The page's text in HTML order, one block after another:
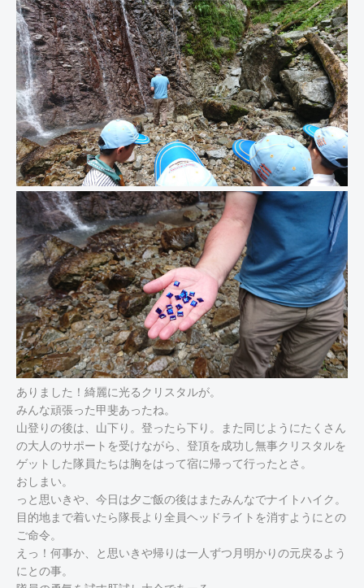
ありました！綺麗に光るクリスタルが。
みんな頑張った甲斐あったね。
山登りの後は、山下り。登ったら下り。また同じようにたくさん
の大人のサポートを受けながら、登頂を成功し無事クリスタルを
ゲットした隊員たちは胸をはって宿に帰って行ったとさ。
おしまい。
っと思いきや、今日は夕ご飯の後はまたみんなでナイトハイク。
目的地まで着いたら隊長より全員ヘッドライトを消すようにとの
ご命令。
えっ！何事か、と思いきや帰りは一人ずつ月明かりの元戻るよう
にとの事。